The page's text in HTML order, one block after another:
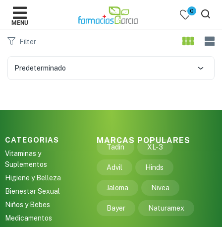
)
Bebes )
)
MENU
0
Filter
Predeterminado
CATEGORIAS
Vitaminas y
Suplementos
Higiene y Belleza
Bienestar Sexual
Niños y Bebes
Medicamentos
MARCAS POPULARES
Tadin XL-3
Advil Hinds
Jaloma Nivea
Bayer Naturamex